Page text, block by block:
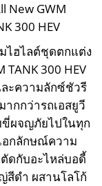
New GWM
300 HEV
ไฮไลต์ชุดตกแต่ง
300 HEV
ะความลักซ์ชัวรี
ากกว่ารถเอสยูวี
ผจญภัยไปในทุก
อกลักษณ์ความ
ดกับอะไหล่บอดี้
สีดำ ผสานโลโก้